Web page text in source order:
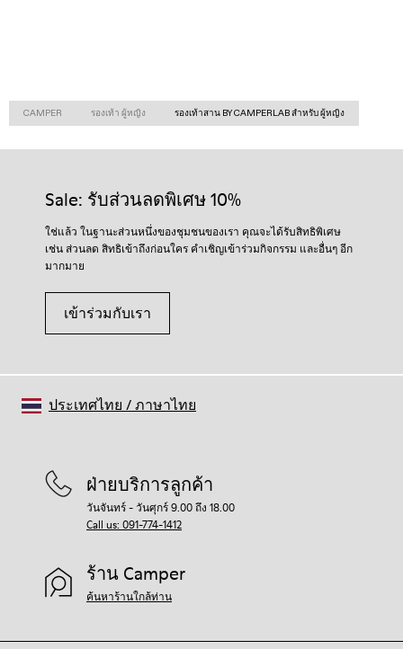
CAMPER รองเท้า ผู้หญิง รองเท้าสาน BY CAMPERLAB สำหรับ ผู้หญิง
Sale: รับส่วนลดพิเศษ 10%
ใช่แล้ว ในฐานะส่วนหนึ่งของชุมชนของเรา คุณจะได้รับสิทธิพิเศษ
เช่น ส่วนลด สิทธิเข้าถึงก่อนใคร คำเชิญเข้าร่วมกิจกรรม และอื่นๆ อีก
มากมาย
เข้าร่วมกับเรา
ฝ่ายบริการลูกค้า
วันจันทร์ - วันศุกร์ 9.00 ถึง 18.00
Call us: 091-774-1412
ร้าน Camper
ค้นหาร้านใกล้ท่าน
ประเทศไทย /ภาษาไทย